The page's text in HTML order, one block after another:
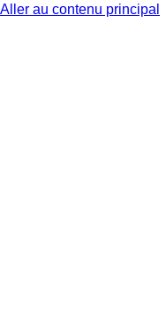
Aller au contenu principal